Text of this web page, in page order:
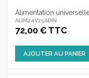
Alimentation
ALIM24V25ADIN
72,00 € TTC
AJOUTER AU PANIER